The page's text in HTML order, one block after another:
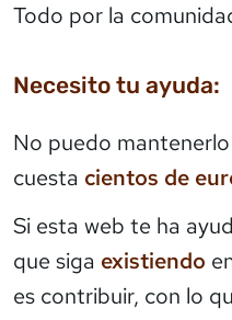
Todo por la
Necesito tu ayuda:
No puedo
cuesta cientos de
Si esta web te ha
que siga existiendo
es contribuir, con lo